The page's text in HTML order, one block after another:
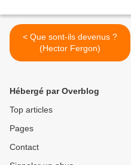
< Que sont-ils devenus ?
(Hector Fergon)
Hébergé par Overblog
Top articles
Pages
Contact